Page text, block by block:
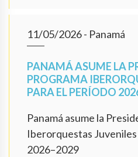
11/05/2026- Panamá
PANAMÁ ASUME LA
PROGRAMA
PARA EL PERÍODO
Panamá asume la
Iberorquestas
2026–2029